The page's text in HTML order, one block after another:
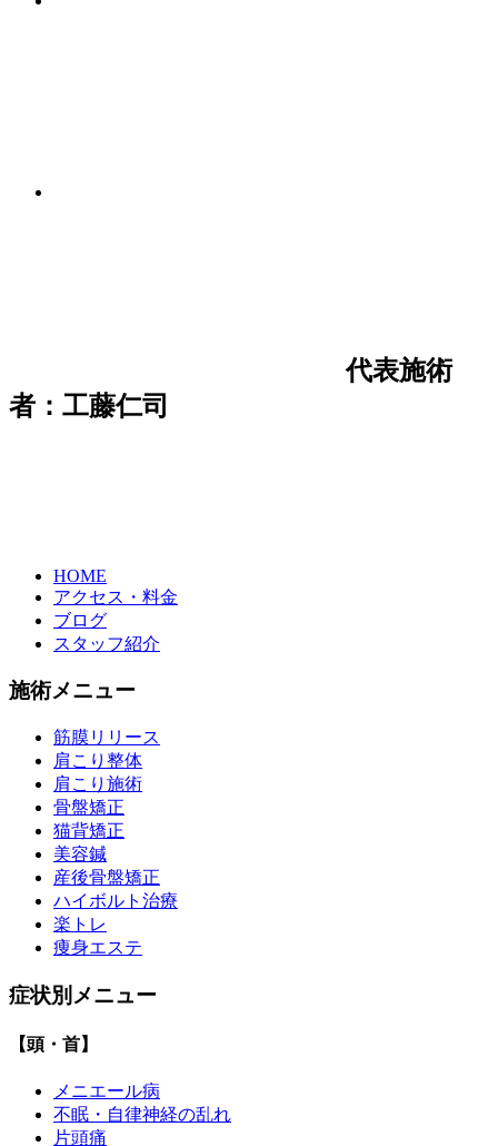
代表施術
者：工藤仁司
HOME
アクセス・料金
ブログ
スタッフ紹介
施術メニュー
筋膜リリース
肩こり整体
肩こり施術
骨盤矯正
猫背矯正
美容鍼
産後骨盤矯正
ハイボルト治療
楽トレ
痩身エステ
症状別メニュー
【頭・首】
メニエール病
不眠・自律神経の乱れ
片頭痛